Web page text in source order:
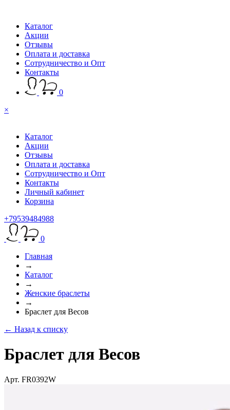
Каталог
Акции
Отзывы
Оплата и доставка
Сотрудничество и Опт
Контакты
0
×
Каталог
Акции
Отзывы
Оплата и доставка
Сотрудничество и Опт
Контакты
Личный кабинет
Корзина
+79539484988
0
Главная
→
Каталог
→
Женские браслеты
→
Браслет для Весов
← Назад к списку
Браслет для Весов
Арт. FR0392W